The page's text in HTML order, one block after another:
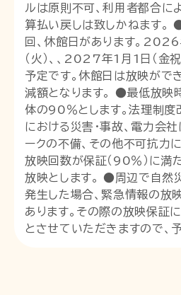
ルは原則不可、利用者都合に
算払い戻しは致しかねます。
回、休館日があります。
（火）、、2027年1月1日（金
予定です。休館日は放映がで
減額となります。 ●最低放映
体の90％とします。法理制度
における災害・事故、電力会社
ークの不備、その他不可抗
放映回数が保証（90％）に満
放映とします。 ●周辺で自然
発生した場合、緊急情報の放
あります。その際の放映保証
とさせていただきますので、